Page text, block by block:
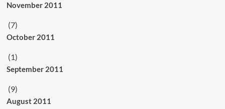
November 2011
(7)
October 2011
(1)
September 2011
(9)
August 2011